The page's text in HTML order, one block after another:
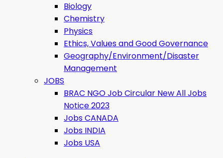
Biology
Chemistry
Physics
Ethics, Values ​​and Good Governance
Geography/Environment/Disaster
Management
JOBS
BRAC NGO Job Circular New All Jobs
Notice 2023
Jobs CANADA
Jobs INDIA
Jobs USA